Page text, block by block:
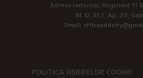
Adresa redacției: Regiment 11
Bl. I2, Et.1, Ap. 24,
Email:
POLITICA FIȘIERELOR COOKIE